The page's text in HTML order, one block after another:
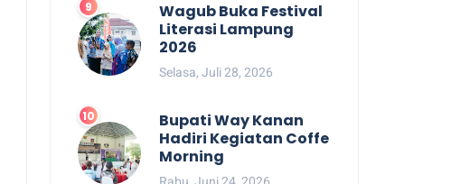
Wagub Buka Festival
Literasi Lampung
2026
Selasa, Juli 28, 2026
Bupati Way Kanan
Hadiri Kegiatan Coffe
Morning